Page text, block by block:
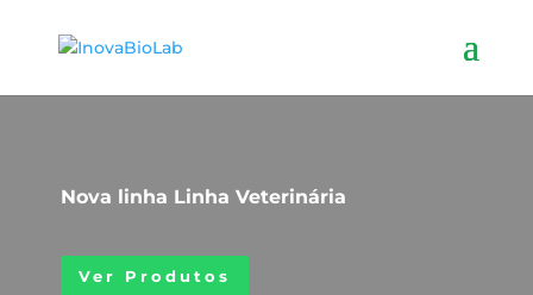
Nova linha Linha Veterinária
Ver Produtos